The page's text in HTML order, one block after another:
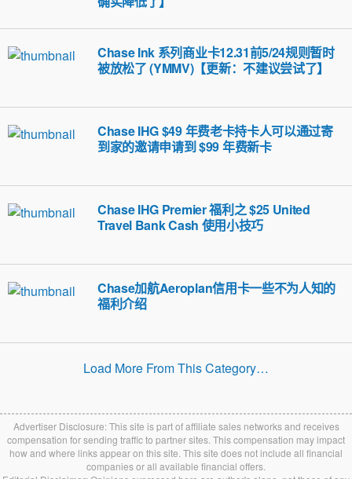
Chase Ink 系列商业卡12.31前5/24规则暂时
被放松了 (YMMV)【更新：不建议尝试了】
Chase IHG $49 年费老卡持卡人可以通过寄
到家的邀请申请到 $99 年费新卡
Chase IHG Premier 福利之 $25 United
Travel Bank Cash 使用小技巧
Chase加航Aeroplan信用卡一些不为人知的
福利介绍
Load More From This Category…
Advertiser Disclosure: This site is part of affiliate sales networks and receives
compensation for sending traffic to partner sites. This compensation may impact
how and where links appear on this site. This site does not include all financial
companies or all available financial offers.